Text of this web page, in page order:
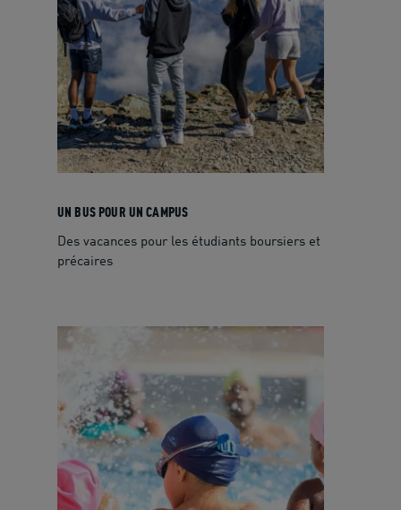
UN BUS POUR UN CAMPUS
Des vacances pour les étudiants boursiers et
précaires